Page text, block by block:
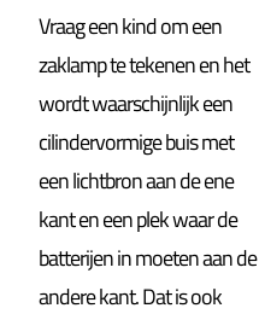
Vraag een kind om een
zaklamp te tekenen en het
wordt waarschijnlijk een
cilindervormige buis met
een lichtbron aan de ene
kant en een plek waar de
batterijen in moeten aan de
andere kant. Dat is ook